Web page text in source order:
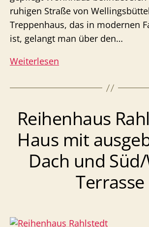
ruhigen Straße von
Treppenhaus, das in modernen
ist, gelangt man über den…
Weiterlesen
–
mit
Balkon
Reihenhaus
Haus mit
Dach und
Terrasse